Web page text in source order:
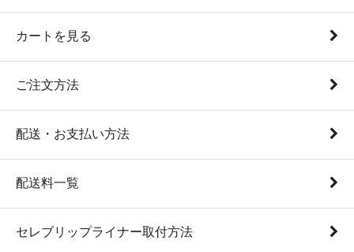
カートを見る
ご注文方法
配送・お支払い方法
配送料一覧
セレブリップライナー取付方法